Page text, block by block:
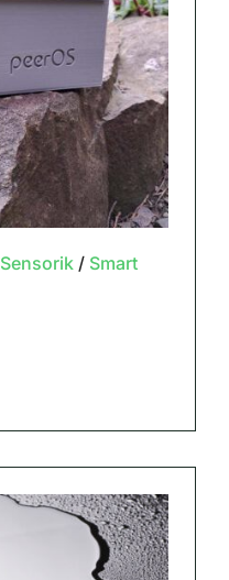
Sensorik/ Smart